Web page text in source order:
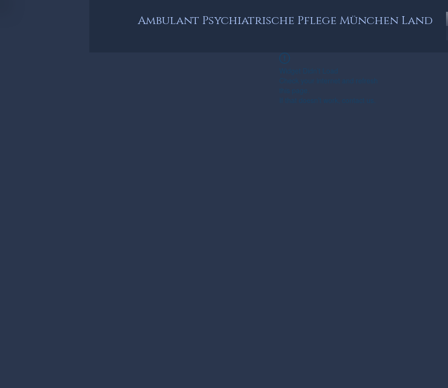
Ambulant Psychiatrische Pflege München Land
Widget Didn’t Load
Check your internet and refresh
this page.
If that doesn’t work, contact us.